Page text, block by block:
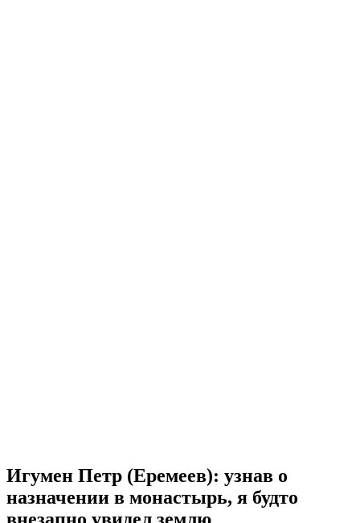
Игумен Петр (Еремеев): узнав о
назначении в монастырь, я будто